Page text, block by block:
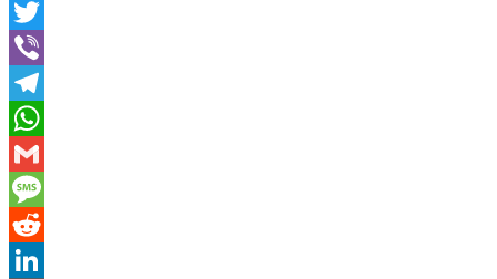
Facebook
Twitter
Viber
Telegram
WhatsApp
Gmail
Message
Reddit